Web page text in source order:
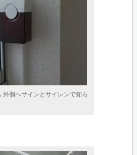
外側へサインとサイレンで知ら